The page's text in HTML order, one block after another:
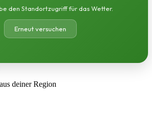
den Standortzugriff für das Wetter.
Erneut versuchen
deiner Region